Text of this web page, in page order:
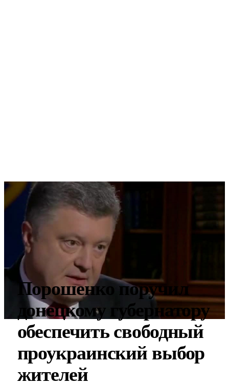
Порошенко поручил
донецкому губернатору
обеспечить свободный
проукраинский выбор
жителей